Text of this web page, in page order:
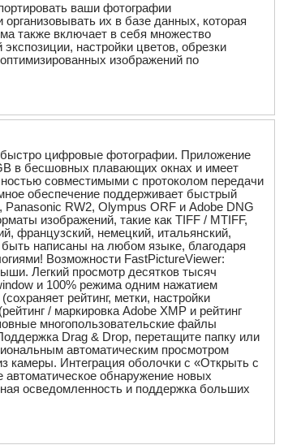
ваши фотографии
их в базе данных, которая
также включает в себя множество
настройки цветов, обрезки
изображений по
цифровые фотографии. Приложение
в бесшовных плавающих окнах и имеет
совместимыми с протоколом передачи
обеспечение поддерживает быстрый
RW2, Olympus ORF и Adobe DNG
изображений, такие как TIFF / MTIFF,
французский, немецкий, итальянский,
быть написаны на любом языке, благодаря
Возможности FastPictureViewer:
Легкий просмотр десятков тысяч
и 100% режима одним нажатием
рейтинг, метки, настройки
/ маркировка Adobe XMP и рейтинг
многопользовательские файлы
Drag & Drop, перетащите папку или
автоматическим просмотром
камеры. Интеграция оболочки с «Открыть с
обнаружение новых
осведомленность и поддержка больших